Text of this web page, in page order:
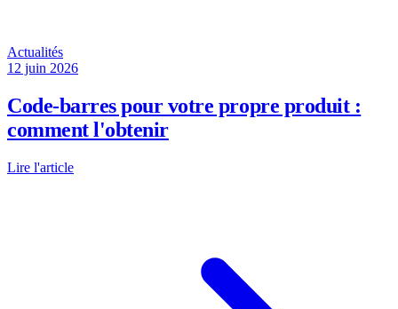
Actualités
12 juin 2026
Code-barres pour votre propre produit :
comment l'obtenir
Lire l'article